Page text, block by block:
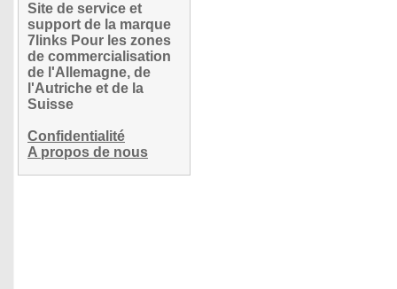
Site de service et
support de la marque
7links Pour les zones
de commercialisation
de l'Allemagne, de
l'Autriche et de la
Suisse
Confidentialité
A propos de nous